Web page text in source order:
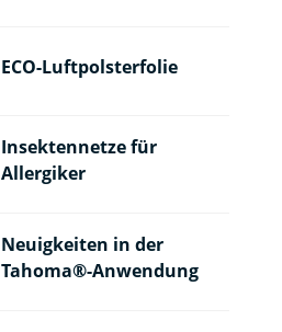
ECO-Luftpolsterfolie
Insektennetze für
Allergiker
Neuigkeiten in der
Tahoma®-Anwendung